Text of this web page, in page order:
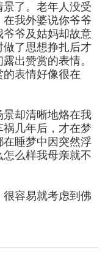
了。老年人没受
我外婆说你爷爷
爷及姑妈却故意
了思想挣扎后才
出赞赏的表情。
表情好像很在
却清晰地烙在我
几年后，才在梦
睡梦中因突然浮
么样我母亲就不
容易就考虑到佛